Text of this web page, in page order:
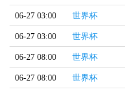
06-27 03:00 世界杯
06-27 03:00 世界杯
06-27 08:00 世界杯
06-27 08:00 世界杯